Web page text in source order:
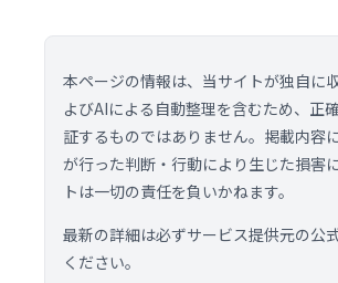
本ページの情報は、当サイトが独自に
よびAIによる自動整理を含むため、正
証するものではありません。掲載内容
が行った判断・行動により生じた損害
トは一切の責任を負いかねます。
最新の詳細は必ずサービス提供元の公
ください。